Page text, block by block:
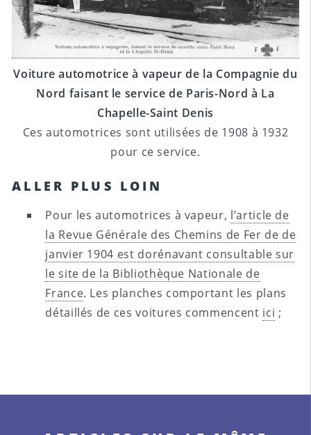
Voiture automotrice à vapeur de la Compagnie du
Nord faisant le service de Paris-Nord à La
Chapelle-Saint Denis
Ces automotrices sont utilisées de 1908 à 1932
pour ce service.
ALLER PLUS LOIN
Pour les automotrices à vapeur, l’article de
la Revue Générale des Chemins de Fer de de
janvier 1904 est dorénavant consultable sur
le site de la Bibliothèque Nationale de
France. Les planches comportant les plans
détaillés de ces voitures commencent ici ;